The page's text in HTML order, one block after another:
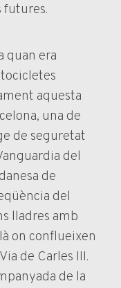
futures.
quan era
aquesta
una de
de seguretat
del
de
del
lladres amb
on conflueixen
de Carles III.
de la